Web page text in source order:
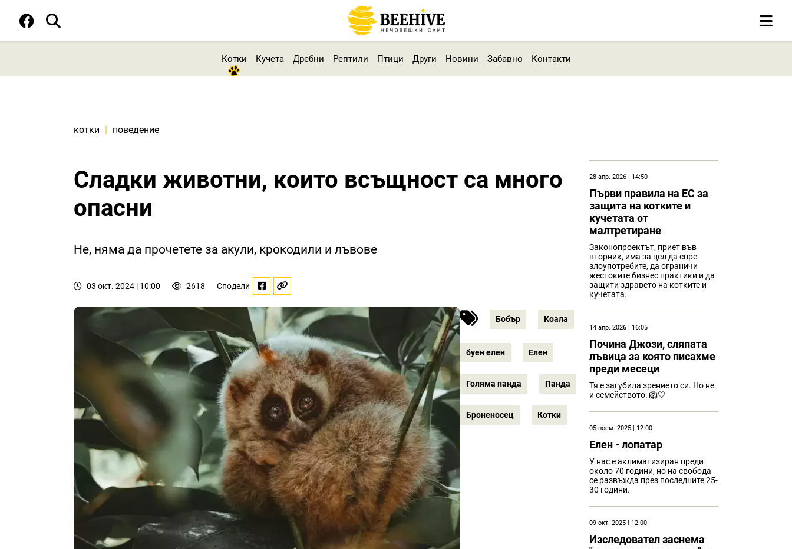
Котки Кучета Дребни Рептили Птици Други Новини Забавно Контакти
котки | поведение
Сладки животни, които всъщност са много
опасни
Не, няма да прочетете за акули, крокодили и лъвове
03 окт. 2024 | 10:00 2618 Сподели
Бобър Коала
буен елен Елен
Голяма панда Панда
Броненосец Котки
28 апр. 2026 | 14:50
Първи правила на ЕС за
защита на котките и
кучетата от
малтретиране
Законопроектът, приет във
вторник, има за цел да спре
злоупотребите, да ограничи
жестоките бизнес практики и да
защити здравето на котките и
кучетата.
14 апр. 2026 | 16:05
Почина Джози, сляпата
лъвица за която писахме
преди месеци
Тя е загубила зрението си. Но не
и семейството. 🦁🤍
05 ноем. 2025 | 12:00
Eлен - лопатар
У нас е аклиматизиран преди
около 70 години, но на свобода
се развъжда през последните 25-
30 години.
09 окт. 2025 | 12:00
Изследовател заснема